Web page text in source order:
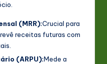
(MRR):Crucial para
receitas futuras com
(ARPU):Mede a